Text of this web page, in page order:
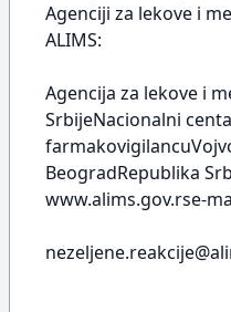
Agenciji za lekove i
ALIMS:
Agencija za lekove i
SrbijeNacionalni
BeogradRepublika
www.alims.gov.rse-